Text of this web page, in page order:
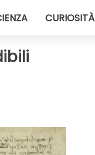
CURIOSITÀ